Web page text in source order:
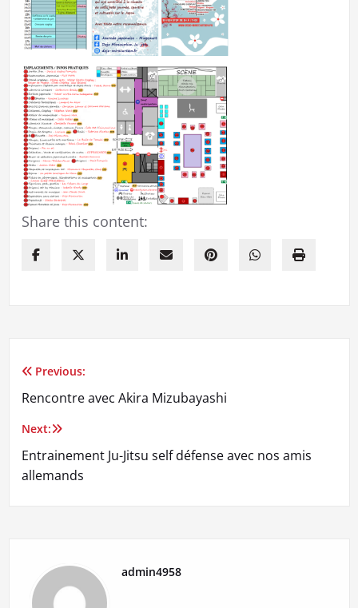
Share this content:
Navigation
de
l’article
Previous:
Rencontre avec Akira Mizubayashi
Next:
Entrainement Ju-Jitsu self défense avec nos amis
allemands
admin4958